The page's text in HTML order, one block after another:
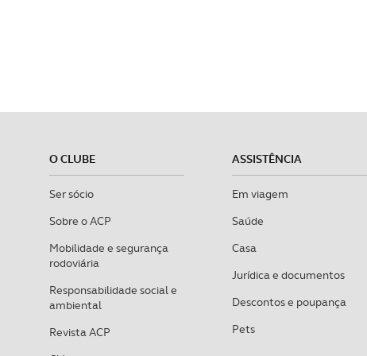
O CLUBE
Ser sócio
Sobre o ACP
Mobilidade e segurança
rodoviária
Responsabilidade social e
ambiental
Revista ACP
ASSISTÊNCIA
Em viagem
Saúde
Casa
Jurídica e documentos
Descontos e poupança
Pets